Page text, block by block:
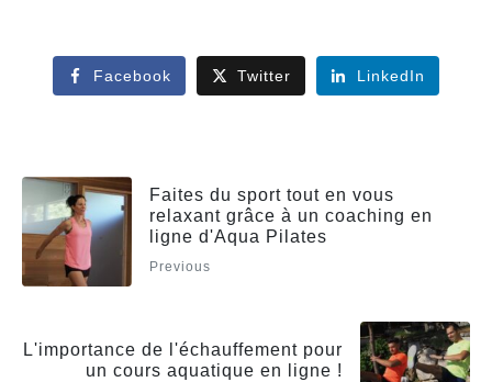
Facebook Twitter LinkedIn
Faites du sport tout en vous
relaxant grâce à un coaching en
ligne d'Aqua Pilates
Previous
L'importance de l'échauffement pour
un cours aquatique en ligne !